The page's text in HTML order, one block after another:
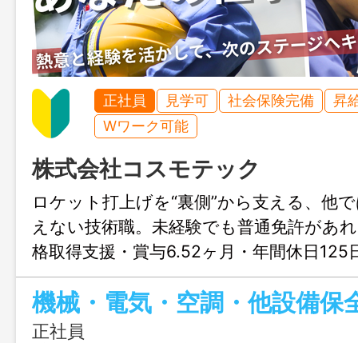
正社員 見学可 社会保険完備
昇
Wワーク可能
株式会社コスモテック
ロケット打上げを“裏側”から支える、他
えない技術職。未経験でも普通免許があ
格取得支援・賞与6.52ヶ月・年間休日125
経験者はJAXA関連業務や年収アップも目
定を両立できる求人です。
機械・電気・空調・他設備保
正社員